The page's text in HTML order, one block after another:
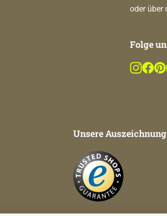
oder über
Folge
Unsere